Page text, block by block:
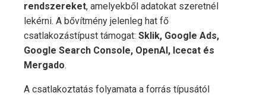
rendszereket, amelyekből adatokat szeretnél
lekérni. A bővítmény jelenleg hat fő
csatlakozástípust támogat: Sklik, Google Ads,
Google Search Console, OpenAI, Icecat és
Mergado.
A csatlakoztatás folyamata a forrás típusától